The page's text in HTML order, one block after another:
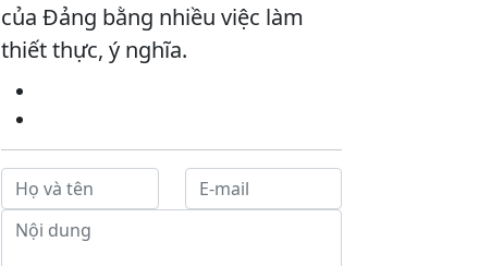
của Đảng bằng nhiều việc làm
thiết thực, ý nghĩa.